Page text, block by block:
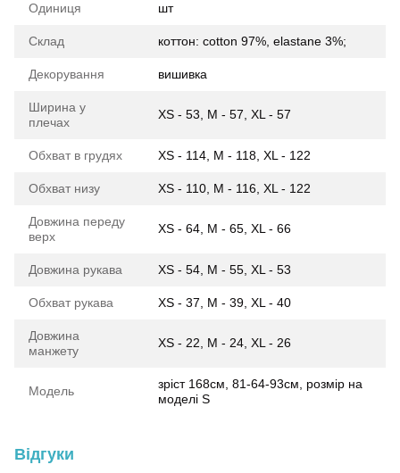
Одиниця шт
Склад коттон: cotton 97%, elastane 3%;
Декорування вишивка
Ширина у
плечах
XS - 53, M - 57, XL - 57
Обхват в грудях XS - 114, M - 118, XL - 122
Обхват низу XS - 110, M - 116, XL - 122
Довжина переду
верх
XS - 64, M - 65, XL - 66
Довжина рукава XS - 54, M - 55, XL - 53
Обхват рукава XS - 37, M - 39, XL - 40
Довжина
манжету
XS - 22, M - 24, XL - 26
Модель
зріст 168см, 81-64-93см, розмір на
моделі S
Відгуки